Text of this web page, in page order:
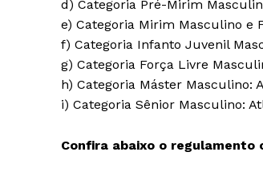
d) Categoria Pré-Mirim
e) Categoria Mirim Masculino e
f) Categoria Infanto Juvenil
g) Categoria Força Livre
h) Categoria Máster Masculino:
i) Categoria Sênior Masculino:
Confira abaixo o